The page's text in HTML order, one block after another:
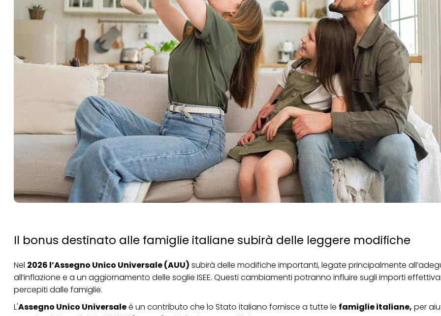
Il bonus destinato alle famiglie italiane subirà delle leggere modifiche
Nel 2026 l’Assegno Unico Universale (AUU) subirà delle modifiche importanti, legate principalmente
all’inflazione e a un aggiornamento delle soglie ISEE. Questi cambiamenti potranno influire sugli importi
percepiti dalle famiglie.
L'Assegno Unico Universaleè un contributo che lo Stato italiano fornisce a tutte le famiglie italiane, per